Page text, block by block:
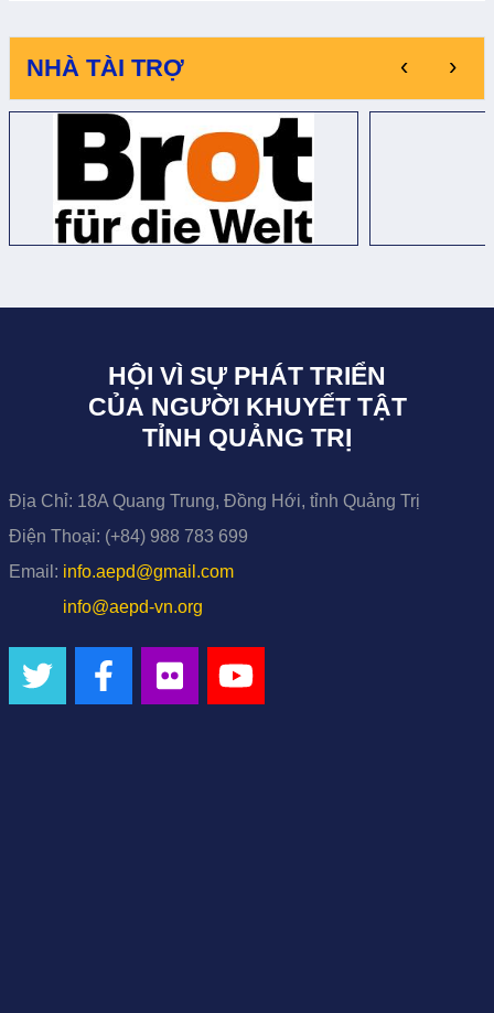
NHÀ TÀI TRỢ ‹ ›
HỘI VÌ SỰ PHÁT TRIỂN
CỦA NGƯỜI KHUYẾT TẬT
TỈNH QUẢNG TRỊ
Địa Chỉ: 18A Quang Trung, Đồng Hới, tỉnh Quảng Trị
Điện Thoại: (+84) 988 783 699
Email: info.aepd@gmail.com
info@aepd-vn.org